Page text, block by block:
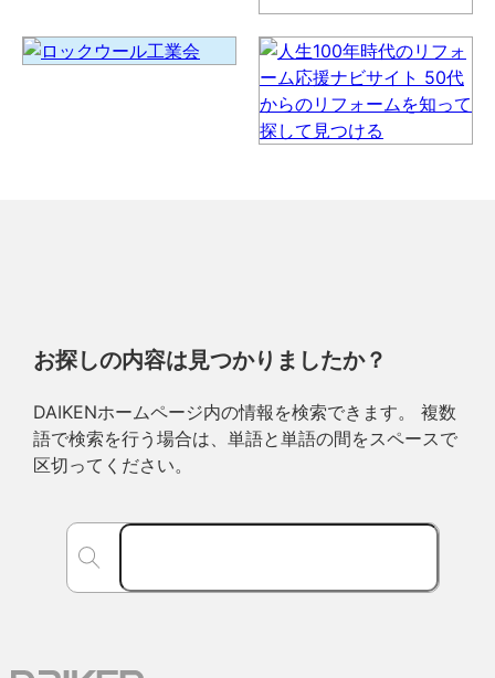
お探しの内容は見つかりましたか？
DAIKENホームページ内の情報を検索できます。 複数
語で検索を行う場合は、単語と単語の間をスペースで
区切ってください。